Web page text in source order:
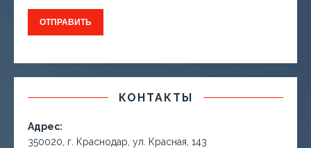
КОНТАКТЫ
Адрес:
350020, г. Краснодар, ул. Красная, 143